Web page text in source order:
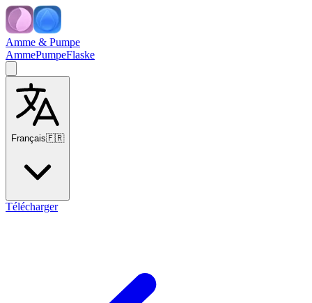
Amme & Pumpe
AmmePumpeFlaske
Français🇫🇷
Télécharger